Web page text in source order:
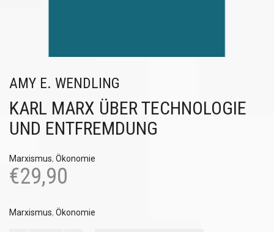
AMY E. WENDLING
KARL MARX ÜBER TECHNOLOGIE
UND ENTFREMDUNG
Marxismus, Ökonomie
€29,90
Marxismus, Ökonomie